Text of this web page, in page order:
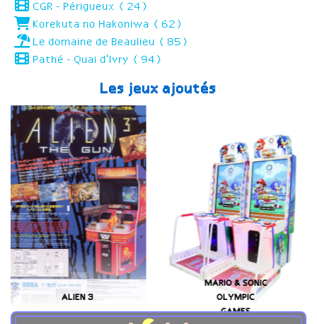
CGR - Périgueux (24)
Korekuta no Hakoniwa (62)
Le domaine de Beaulieu (85)
Pathé - Quai d'Ivry (94)
Les jeux ajoutés
SENGOKU
(TENGAI)
MOTOGP